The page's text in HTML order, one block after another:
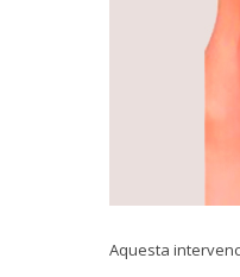
Aquesta